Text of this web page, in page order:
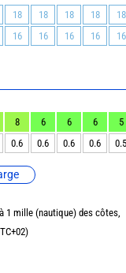
18 18 18 18
18
16 16 16 16 16
8 6 6 6
5
0.6 0.6 0.6 0.6 0.5
1 mille (nautique) des côtes,